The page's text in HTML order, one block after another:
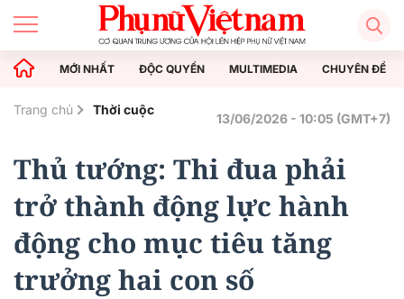
MỚI NHẤT ĐỘC QUYỀN MULTIMEDIA CHUYÊN ĐỀ
Trang chủ Thời cuộc
13/06/2026 - 10:05 (GMT+7)
Thủ tướng: Thi đua phải
trở thành động lực hành
động cho mục tiêu tăng
trưởng hai con số